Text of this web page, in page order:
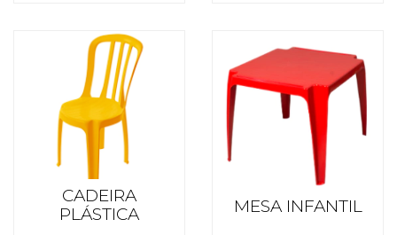
CADEIRA
PLÁSTICA
MESA INFANTIL